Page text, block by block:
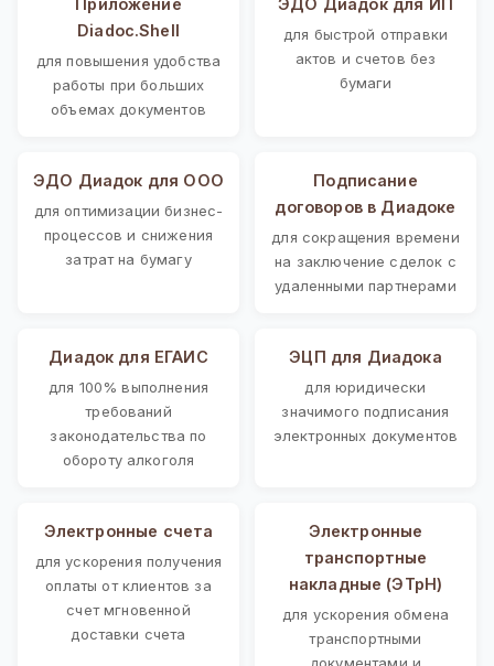
Diadoc.Shell
для повышения удобства
работы при больших
объемах документов
для быстрой отправки
актов и счетов без
бумаги
ЭДО Диадок для ООО
для оптимизации бизнес-
процессов и снижения
затрат на бумагу
Подписание
договоров в Диадоке
для сокращения времени
на заключение сделок с
удаленными партнерами
Диадок для ЕГАИС
для 100% выполнения
требований
законодательства по
обороту алкоголя
ЭЦП для Диадока
для юридически
значимого подписания
электронных документов
Электронные счета
для ускорения получения
оплаты от клиентов за
счет мгновенной
доставки счета
Электронные
транспортные
накладные (ЭТрН)
для ускорения обмена
транспортными